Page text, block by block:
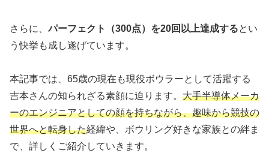
さらに、パーフェクト（300点）を20回以上達成するとい
う快挙も成し遂げています。
本記事では、65歳の現在も現役ボウラーとして活躍する
吉本さんの知られざる素顔に迫ります。 大手半導体メーカ
ーのエンジニアとしての顔を持ちながら、趣味から競技の
世界へと転身した経緯や、ボウリング好きな家族との絆ま
で、詳しくご紹介していきます。